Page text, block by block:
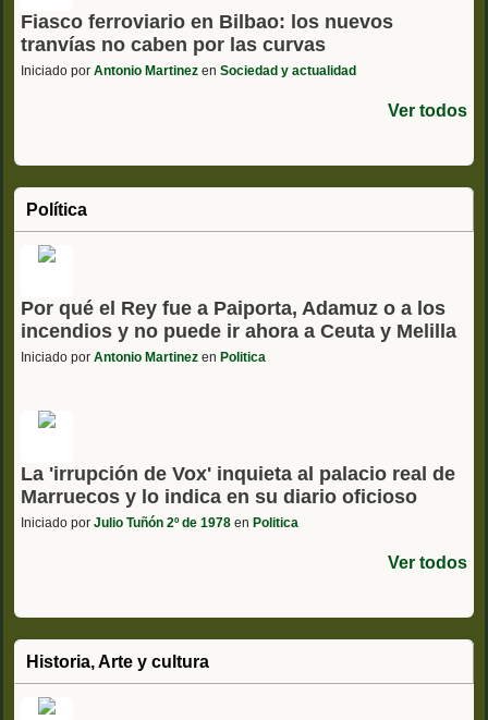
Fiasco ferroviario en Bilbao: los nuevos
tranvías no caben por las curvas
Iniciado por Antonio Martinez en Sociedad y actualidad
Ver todos
Política
Por qué el Rey fue a Paiporta, Adamuz o a los
incendios y no puede ir ahora a Ceuta y Melilla
Iniciado por Antonio Martinez en Politica
La 'irrupción de Vox' inquieta al palacio real de
Marruecos y lo indica en su diario oficioso
Iniciado por Julio Tuñón 2º de 1978 en Politica
Ver todos
Historia, Arte y cultura